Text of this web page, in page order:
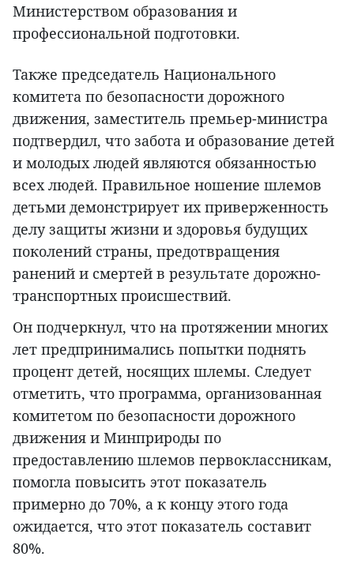
Министерством образования и
профессиональной подготовки.
Также председатель Национального
комитета по безопасности дорожного
движения, заместитель премьер-министра
подтвердил, что забота и образование детей
и молодых людей являются обязанностью
всех людей. Правильное ношение шлемов
детьми демонстрирует их приверженность
делу защиты жизни и здоровья будущих
поколений страны, предотвращения
ранений и смертей в результате дорожно-
транспортных происшествий.
Он подчеркнул, что на протяжении многих
лет предпринимались попытки поднять
процент детей, носящих шлемы. Следует
отметить, что программа, организованная
комитетом по безопасности дорожного
движения и Минприроды по
предоставлению шлемов первоклассникам,
помогла повысить этот показатель
примерно до 70%, а к концу этого года
ожидается, что этот показатель составит
80%.